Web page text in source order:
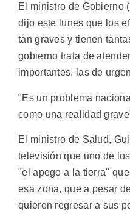
El ministro de Gobierno
dijo este lunes que los
tan graves y tienen
gobierno trata de
importantes, las de
"Es un problema
como una realidad
El ministro de Salud,
televisión que uno de
"el apego a la tierra"
esa zona, que a pesar
quieren regresar a sus